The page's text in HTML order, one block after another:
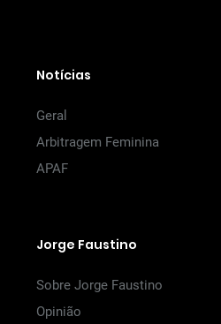
Notícias
Geral
Arbitragem Feminina
APAF
Jorge Faustino
Sobre Jorge Faustino
Opinião